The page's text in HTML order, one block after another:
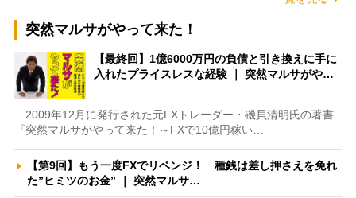
突然マルサがやって来た！
【最終回】1億6000万円の負債と引き換えに手に
入れたプライスレスな経験 ｜ 突然マルサがや…
2009年12月に発行された元FXトレーダー・磯貝清明氏の著書
『突然マルサがやって来た！～FXで10億円稼い…
【第9回】もう一度FXでリベンジ！ 種銭は差し押さえを免れ
た”ヒミツのお金” ｜ 突然マルサ…